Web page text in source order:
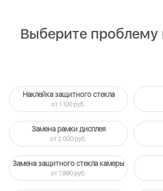
Выберите проблему
Наклейка защитного стекла
от 1 100 руб.
Замена рамки дисплея
от 2 000 руб.
Замена защитного стекла камеры
от 1 990 руб.